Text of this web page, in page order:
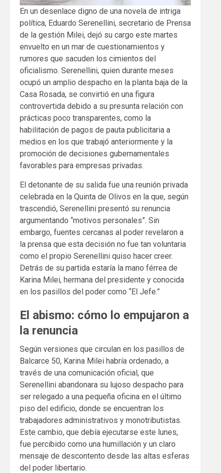
En un desenlace digno de una novela de intriga
política, Eduardo Serenellini, secretario de Prensa
de la gestión Milei, dejó su cargo este martes
envuelto en un mar de cuestionamientos y
rumores que sacuden los cimientos del
oficialismo. Serenellini, quien durante meses
ocupó un amplio despacho en la planta baja de la
Casa Rosada, se convirtió en una figura
controvertida debido a su presunta relación con
prácticas poco transparentes, como la
habilitación de pagos de pauta publicitaria a
medios en los que trabajó anteriormente y la
promoción de decisiones gubernamentales
favorables para empresas privadas.
El detonante de su salida fue una reunión privada
celebrada en la Quinta de Olivos en la que, según
trascendió, Serenellini presentó su renuncia
argumentando “motivos personales”. Sin
embargo, fuentes cercanas al poder revelaron a
la prensa que esta decisión no fue tan voluntaria
como el propio Serenellini quiso hacer creer.
Detrás de su partida estaría la mano férrea de
Karina Milei, hermana del presidente y conocida
en los pasillos del poder como “El Jefe.”
El abismo: cómo lo empujaron a
la renuncia
Según versiones que circulan en los pasillos de
Balcarce 50, Karina Milei habría ordenado, a
través de una comunicación oficial, que
Serenellini abandonara su lujoso despacho para
ser relegado a una pequeña oficina en el último
piso del edificio, donde se encuentran los
trabajadores administrativos y monotributistas.
Este cambio, que debía ejecutarse este lunes,
fue percibido como una humillación y un claro
mensaje de descontento desde las altas esferas
del poder libertario.